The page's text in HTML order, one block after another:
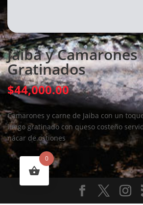
Jaiba y Camarones
Gratinados
$44,000.00
Camarones y carne de Jaiba con un
luego gratinado con queso costeño
nácar de ostiones
0